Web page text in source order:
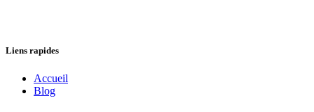
Liens rapides
Accueil
Blog